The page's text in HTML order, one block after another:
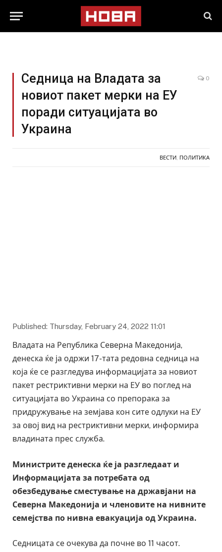
Седница на Владата за
новиот пакет мерки на ЕУ
поради ситуацијата во
Украина
0
ВЕСТИ ПОЛИТИКА
Published: Thursday, February 24, 2022 11:01
Владата на Република Северна Македонија,
денеска ќе ја одржи 17-тата редовна седница на
која ќе се разгледува информацијата за новиот
пакет рестриктивни мерки на ЕУ во поглед на
ситуацијата во Украина со препорака за
придружување на земјава кон сите одлуки на ЕУ
за овој вид на рестриктивни мерки, информира
владината прес служба.
Министрите денеска ќе ја разгледаат и
Информацијата за потребата од
обезбедување сместување на државјани на
Северна Македонија и членовите на нивните
семејства по нивна евакуација од Украина.
Седницата се очекува да почне во 11 часот.